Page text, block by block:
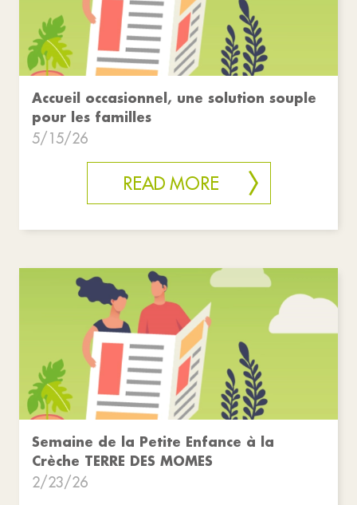
Accueil occasionnel, une solution souple
pour les familles
5/15/26
READ MORE
Semaine de la Petite Enfance à la
Crèche TERRE DES MOMES
2/23/26